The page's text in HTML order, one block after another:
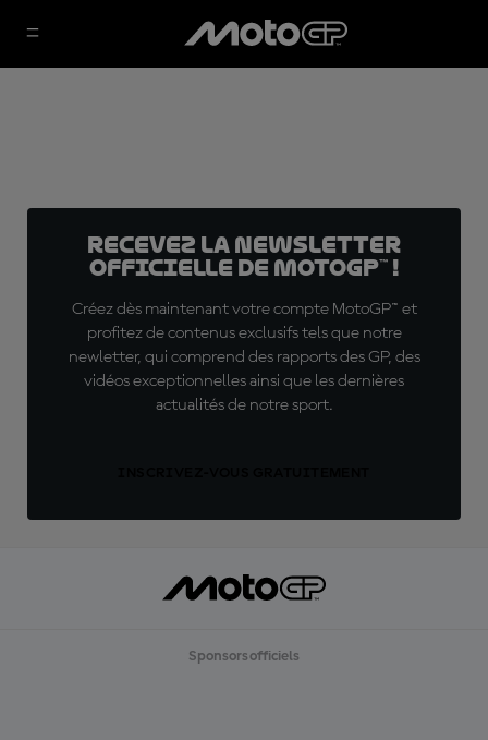
Recevez la Newsletter
officielle de MotoGP™ !
Créez dès maintenant votre compte MotoGP™ et
profitez de contenus exclusifs tels que notre
newletter, qui comprend des rapports des GP, des
vidéos exceptionnelles ainsi que les dernières
actualités de notre sport.
Sponsors officiels